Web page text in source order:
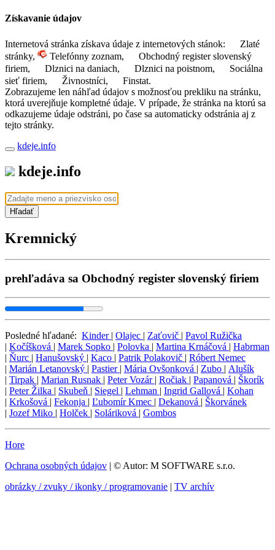
Získavanie údajov
Internetová stránka získava údaje z internetových stánok:
Zlaté
stránky,
Telefónny zoznam,
Obchodný register slovenský
firiem,
Dlznici na daniach, Dlznici na poistnom,
Sociálna
sieť firiem,
Živnostníci,
Finstat.
Zobrazujeme len náhľad údajov s možnosťou prekliku na stránku,
ktorá uverejňuje kompletné údaje. V prípade, že stránka na ktorú sa
odkazujeme údaje odstráni, po čase sa automaticky odstránia aj z
tejto stránky.
kdeje.info
kdeje.info
Hľadať
Kremnický
prehľadáva sa Obchodný register slovenský firiem
Posledné hľadané: Kinder | Olajec | Zaťovič | Pavol Ružička
| Kočíšková | Marek Sopko | Polovka | Martina Krnáčová | Habrman
| Ňurc | Hanušovský | Kaco | Patrik Polakovič | Róbert Nemec
| Marián Letanovský | Pastier | Mária Ovšonková | Zubo | Alušík
| Tirpak | Marian Rusnak | Peter Vozár | Ročiak | Papanová | Škorík
| Peter Žilka | Skubeň | Siegel | Lehman | Ingrid Gallová | Kohan
| Krkošová | Fekonja | Ľubomír Kmec | Dekanová | Škorvánek
| Jozef Miko | Holček | Soláriková | Gombos
Hore
Ochrana osobných údajov | © Autor: M SOFTWARE s.r.o.
obrázky / zvuky / ikonky / programovanie | TV archív